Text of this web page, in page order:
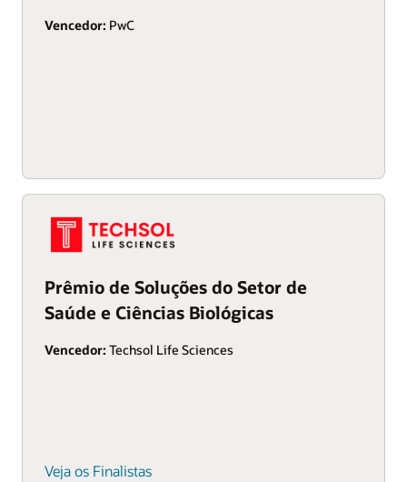
Vencedor: PwC
Prêmio de Soluções do Setor de
Saúde e Ciências Biológicas
Vencedor: Techsol Life Sciences
Veja os Finalistas